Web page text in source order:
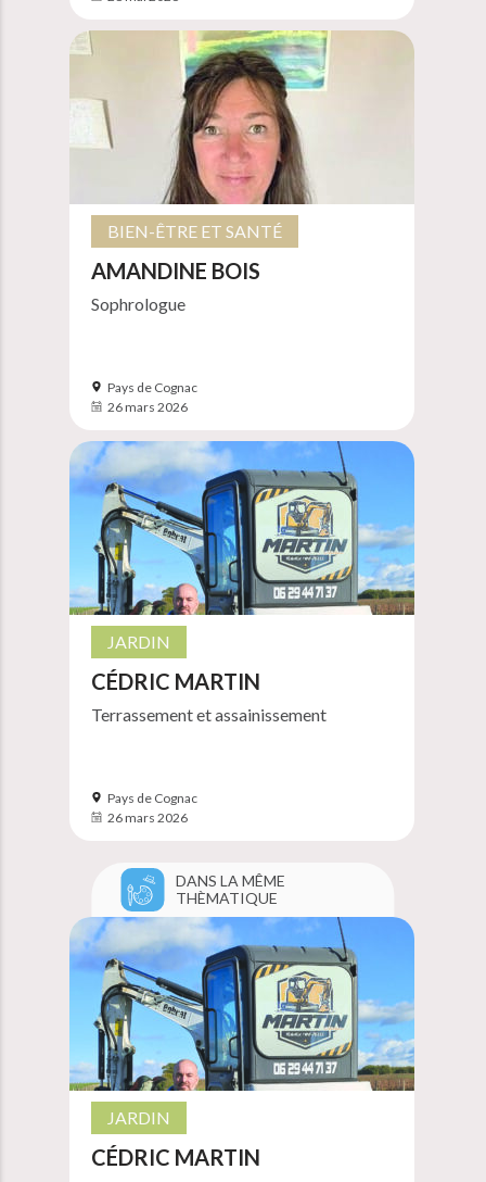
BIEN-ÊTRE ET SANTÉ
AMANDINE BOIS
Sophrologue
Pays de Cognac
26 mars 2026
JARDIN
CÉDRIC MARTIN
Terrassement et assainissement
Pays de Cognac
26 mars 2026
DANS LA MÊME
THÈMATIQUE
JARDIN
CÉDRIC MARTIN